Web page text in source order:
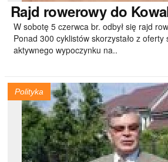
Rajd rowerowy do
W sobotę 5 czerwca br. odbył się rajd
Ponad 300 cyklistów skorzystało z oferty
aktywnego wypoczynku na..
Polityka